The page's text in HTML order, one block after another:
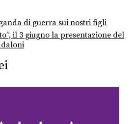
di guerra sui nostri figli
il 3 giugno la presentazione del